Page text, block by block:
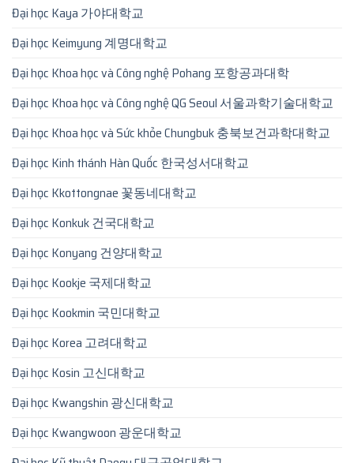
Đại học Kaya 가야대학교
Đại học Keimyung 계명대학교
Đại học Khoa học và Công nghệ Pohang 포항공과대학
Đại học Khoa học và Công nghệ QG Seoul 서울과학기술대학교
Đại học Khoa học và Sức khỏe Chungbuk 충북보건과학대학교
Đại học Kinh thánh Hàn Quốc 한국성서대학교
Đại học Kkottongnae 꽃동네대학교
Đại học Konkuk 건국대학교
Đại học Konyang 건양대학교
Đại học Kookje 국제대학교
Đại học Kookmin 국민대학교
Đại học Korea 고려대학교
Đại học Kosin 고신대학교
Đại học Kwangshin 광신대학교
Đại học Kwangwoon 광운대학교